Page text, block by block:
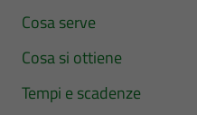
Cosa serve
Cosa si ottiene
Tempi e scadenze